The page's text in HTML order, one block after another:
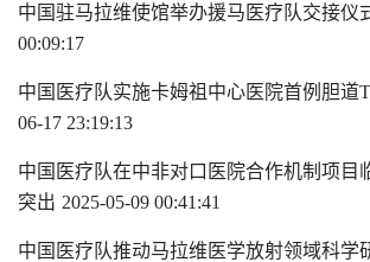
中国驻马拉维使馆举办援马医疗队交接仪
00:09:17
中国医疗队实施卡姆祖中心医院首例胆道
06-17 23:19:13
中国医疗队在中非对口医院合作机制项目
突出 2025-05-09 00:41:41
中国医疗队推动马拉维医学放射领域科学